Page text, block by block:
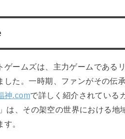
ゲームズは、主力ゲームである
した。一時期、ファンがその伝
神.comで詳しく紹介されている
は、その架空の世界における
。